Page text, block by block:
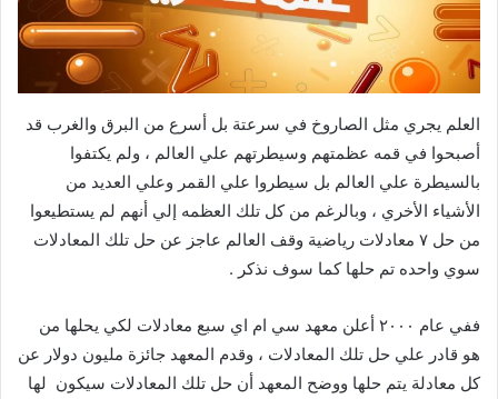
العلم يجري مثل الصاروخ في سرعتة بل أسرع من البرق والغرب قد
أصبحوا في قمه عظمتهم وسيطرتهم علي العالم ، ولم يكتفوا
بالسيطرة علي العالم بل سيطروا علي القمر وعلي العديد من
الأشياء الأخري ، وبالرغم من كل تلك العظمه إلي أنهم لم يستطيعوا
من حل ٧ معادلات رياضية وقف العالم عاجز عن حل تلك المعادلات
سوي واحده تم حلها كما سوف نذكر .
ففي عام ٢٠٠٠ أعلن معهد سي ام اي سبع معادلات لكي يحلها من
هو قادر علي حل تلك المعادلات ، وقدم المعهد جائزة مليون دولار عن
كل معادلة يتم حلها ووضح المعهد أن حل تلك المعادلات سيكون لها